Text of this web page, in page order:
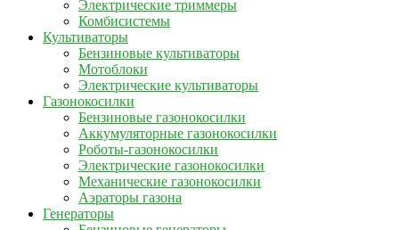
Электрические триммеры
Комбисистемы
Культиваторы
Бензиновые культиваторы
Мотоблоки
Электрические культиваторы
Газонокосилки
Бензиновые газонокосилки
Аккумуляторные газонокосилки
Роботы-газонокосилки
Электрические газонокосилки
Механические газонокосилки
Аэраторы газона
Генераторы